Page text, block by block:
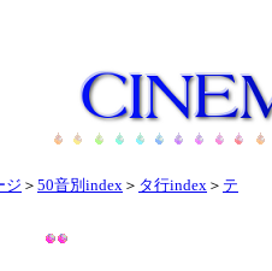
ジ ＞ 50音別index ＞ タ行index ＞ テ